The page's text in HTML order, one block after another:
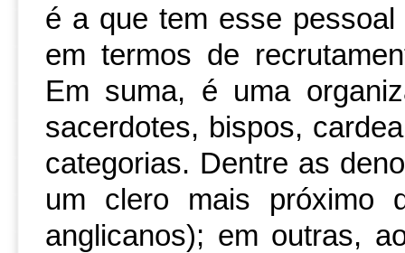
é a que tem esse
em termos de
Em suma, é uma
sacerdotes, bispos,
categorias. Dentre as
um clero mais próximo
anglicanos); em outras,